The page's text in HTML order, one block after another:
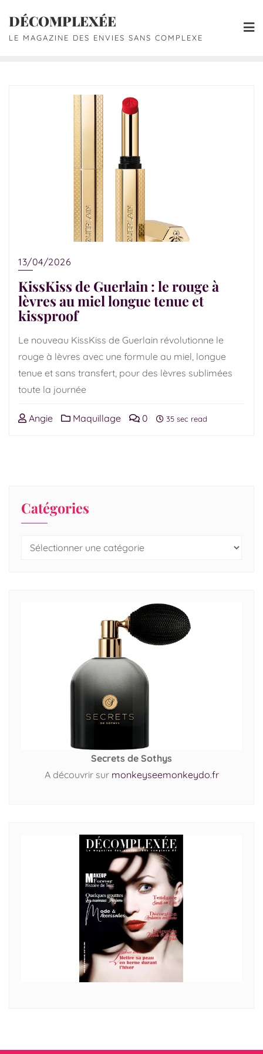
DÉCOMPLEXÉE
LE MAGAZINE DES ENVIES SANS COMPLEXE
13/04/2026
KissKiss de Guerlain : le rouge à
lèvres au miel longue tenue et
kissproof
Le nouveau KissKiss de Guerlain révolutionne le
rouge à lèvres avec une formule au miel, longue
tenue et sans transfert, pour des lèvres sublimées
toute la journée
Angie Maquillage 0 35 sec read
Catégories
Secrets de Sothys
A découvrir sur monkeyseemonkeydo.fr